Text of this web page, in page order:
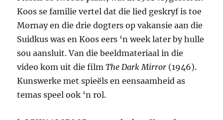
Koos se familie vertel dat die lied geskryf is toe
Mornay en die drie dogters op vakansie aan die
Suidkus was en Koos eers ‘n week later by hulle
sou aansluit. Van die beeldmateriaal in die
video kom uit die filmThe Dark Mirror (1946).
Kunswerke met spieëls en eensaamheid as
temas speel ook ‘n rol.